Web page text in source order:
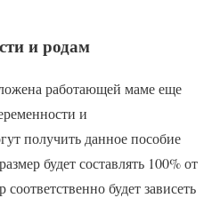
и родам
работающей маме еще
и
получить данное пособие
будет составлять 100% от
будет зависеть